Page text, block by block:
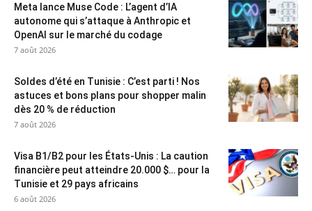
Meta lance Muse Code : L’agent d’IA
autonome qui s’attaque à Anthropic et
OpenAI sur le marché du codage
7 août 2026
Soldes d’été en Tunisie : C’est parti ! Nos
astuces et bons plans pour shopper malin
dès 20 % de réduction
7 août 2026
Visa B1/B2 pour les États-Unis : La caution
financière peut atteindre 20.000 $… pour la
Tunisie et 29 pays africains
6 août 2026